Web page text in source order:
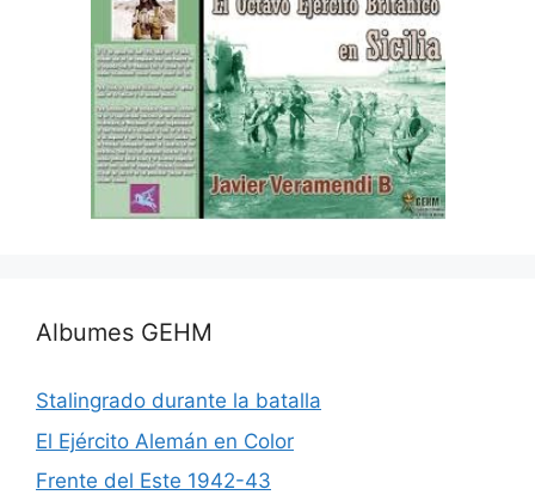
Albumes GEHM
Stalingrado durante la batalla
El Ejército Alemán en Color
Frente del Este 1942-43